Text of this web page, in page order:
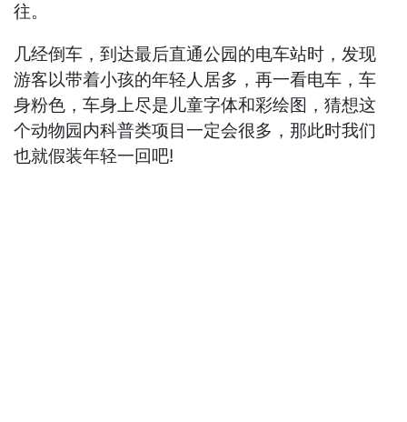
往。
几经倒车，到达最后直通公园的电车站时，发现
游客以带着小孩的年轻人居多，再一看电车，车
身粉色，车身上尽是儿童字体和彩绘图，猜想这
个动物园内科普类项目一定会很多，那此时我们
也就假装年轻一回吧!